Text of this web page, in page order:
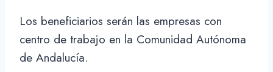
Los beneficiarios serán las empresas con
centro de trabajo en la Comunidad Autónoma
de Andalucía.